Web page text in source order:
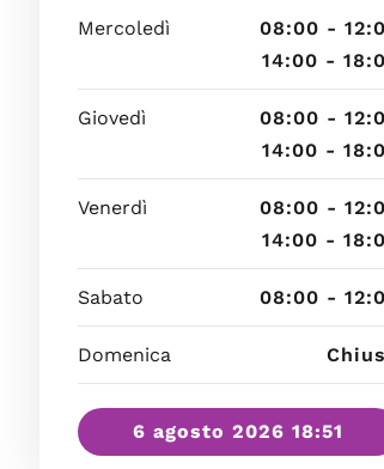
Mercoledì
08:00 -
14:00 -
Giovedì
08:00 -
14:00 -
Venerdì
08:00 -
14:00 -
Sabato 08:00 -
Domenica
6 agosto 2026 18:51